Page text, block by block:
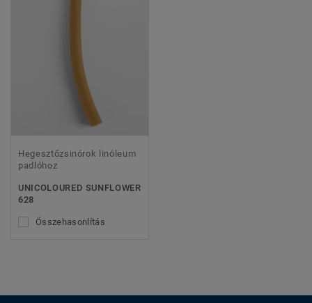
Hegesztőzsinórok linóleum
padlóhoz
UNICOLOURED SUNFLOWER
628
Összehasonlítás